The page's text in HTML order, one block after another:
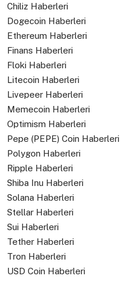
Chiliz Haberleri
Dogecoin Haberleri
Ethereum Haberleri
Finans Haberleri
Floki Haberleri
Litecoin Haberleri
Livepeer Haberleri
Memecoin Haberleri
Optimism Haberleri
Pepe (PEPE) Coin Haberleri
Polygon Haberleri
Ripple Haberleri
Shiba Inu Haberleri
Solana Haberleri
Stellar Haberleri
Sui Haberleri
Tether Haberleri
Tron Haberleri
USD Coin Haberleri